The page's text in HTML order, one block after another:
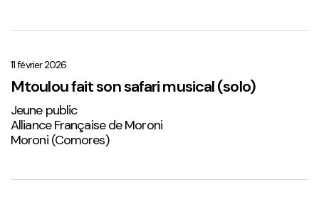
son
safari
musical
(solo)
11 février 2026
Mtoulou fait son safari musical (solo)
Jeune public
Alliance Française de Moroni
Moroni (Comores)